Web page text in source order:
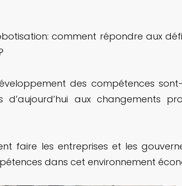
comment répondre aux
des compétences sont-
aux changements
faire les entreprises et les
dans cet environnement